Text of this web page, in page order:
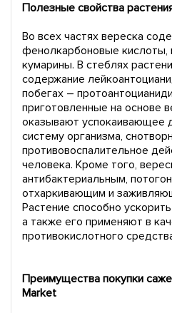
Полезные свойства
Во всех частях вереска
фенолкарбоновые кислоты,
кумарины. В стеблях
содержание
побегах –
приготовленные на основе
оказывают успокаивающее
систему организма,
противовоспалительное
человека. Кроме того,
антибактериальным,
отхаркивающим и
Растение способно
а также его применяют в
противокислотного
Преимущества покупки
Market